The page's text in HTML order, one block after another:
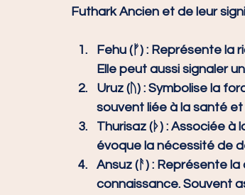
Futhark Ancien et de leur
Fehu (ᚠ) : Représente la
Elle peut aussi signaler
Uruz (ᚢ) : Symbolise la
souvent liée à la santé
Thurisaz (ᚦ) : Associée à
évoque la nécessité de
Ansuz (ᚨ) : Représente la
connaissance. Souvent